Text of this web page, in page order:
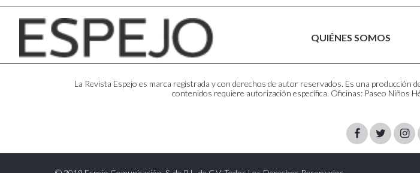
QUIÉNES SOMOS
La Revista Espejo es marca registrada y con derechos de autor reservados. Es una producción
contenidos requiere autorización específica. Oficinas: Paseo Niños
FacebookTwitter